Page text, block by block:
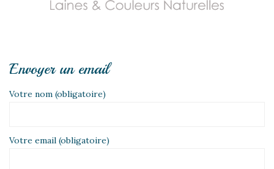
Envoyer un email
Votre nom (obligatoire)
Votre email (obligatoire)